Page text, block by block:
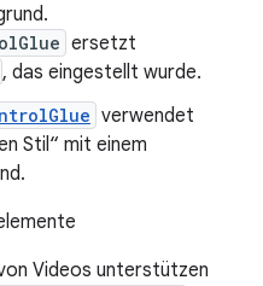
ersetzt
, das eingestellt wurde.
verwendet
Stil“ mit einem
Videos unterstützen